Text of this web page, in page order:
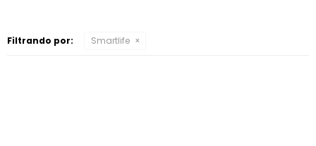
Filtrando por: Smartlife